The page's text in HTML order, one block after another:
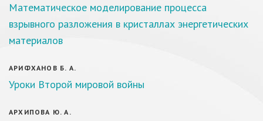
Математическое моделирование процесса
взрывного разложения в кристаллах энергетических
материалов
АРИФХАНОВ Б. А.
Уроки Второй мировой войны
АРХИПОВА Ю. А.